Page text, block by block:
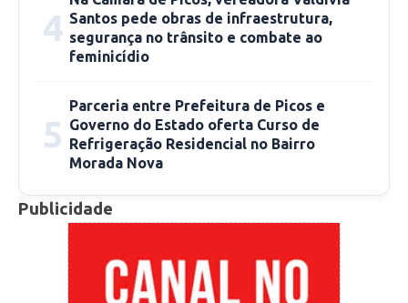
4 Santos pede obras de infraestrutura,
segurança no trânsito e combate ao
feminicídio
5
Parceria entre Prefeitura de Picos e
Governo do Estado oferta Curso de
Refrigeração Residencial no Bairro
Morada Nova
Publicidade